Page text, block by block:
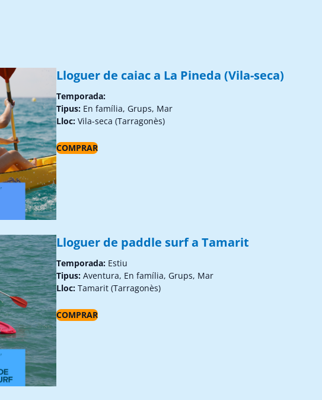
Lloguer de caiac a La Pineda (Vila-seca)
Temporada:
Tipus: En família, Grups, Mar
Lloc: Vila-seca (Tarragonès)
COMPRAR
Lloguer de paddle surf a Tamarit
Temporada: Estiu
Tipus: Aventura, En família, Grups, Mar
Lloc: Tamarit (Tarragonès)
COMPRAR